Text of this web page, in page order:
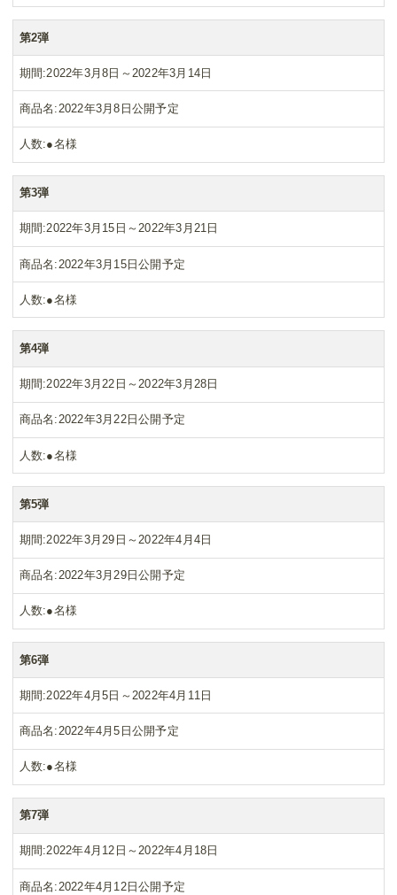
第2弾
期間 2022年3月8日～2022年3月14日
商品名 2022年3月8日公開予定
人数 ●名様
第3弾
期間 2022年3月15日～2022年3月21日
商品名 2022年3月15日公開予定
人数 ●名様
第4弾
期間 2022年3月22日～2022年3月28日
商品名 2022年3月22日公開予定
人数 ●名様
第5弾
期間 2022年3月29日～2022年4月4日
商品名 2022年3月29日公開予定
人数 ●名様
第6弾
期間 2022年4月5日～2022年4月11日
商品名 2022年4月5日公開予定
人数 ●名様
第7弾
期間 2022年4月12日～2022年4月18日
商品名 2022年4月12日公開予定